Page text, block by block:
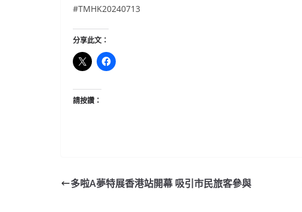
#TMHK20240713
分享此文：
請按讚：
多啦A夢特展香港站開幕 吸引市民旅客參與